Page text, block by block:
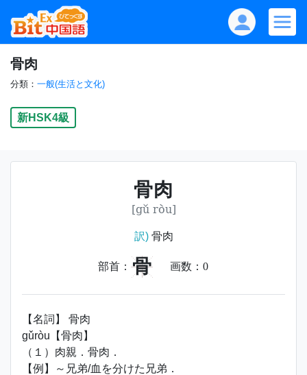
骨肉
分類： 一般(生活と文化)
新HSK4級
骨肉
[gǔ ròu]
訳)骨肉
部首： 骨 画数： 0
【名詞】 骨肉
gǔròu【骨肉】
（１）肉親．骨肉．
【例】～兄弟/血を分けた兄弟．